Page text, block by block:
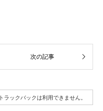
トラックバックは利用できません。